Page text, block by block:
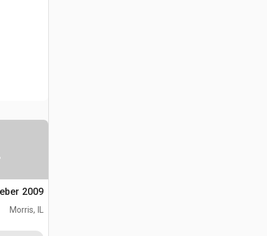
2009 Weber هزاز الخرسانة
Morris, IL